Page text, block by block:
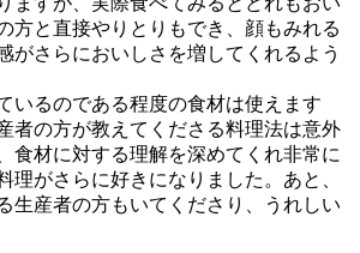
方と直接やりとりもでき、顔もみれる
がさらにおいしさを増してくれるよう
いるのである程度の食材は使えます
者の方が教えてくださる料理法は意外
食材に対する理解を深めてくれ非常に
理がさらに好きになりました。あと、
生産者の方もいてくださり、うれしい